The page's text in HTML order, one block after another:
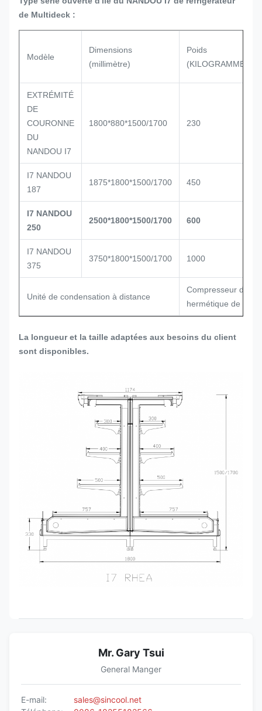
de Multideck :
Modèle
Dimensions
(millimètre)
Poids
(KILOGRAMMES)
EXTRÉMITÉ
DE
COURONNE
DU
NANDOU I7
1800*880*1500/1700 230
I7 NANDOU
187
1875*1800*1500/1700 450
I7 NANDOU
250
2500*1800*1500/1700 600
I7 NANDOU
375
3750*1800*1500/1700 1000
Unité de condensation à distance
Compresseur de
hermétique de
La longueur et la taille adaptées aux besoins du client
sont disponibles.
Mr. Gary Tsui
General Manger
E-mail:
sales@sincool.net